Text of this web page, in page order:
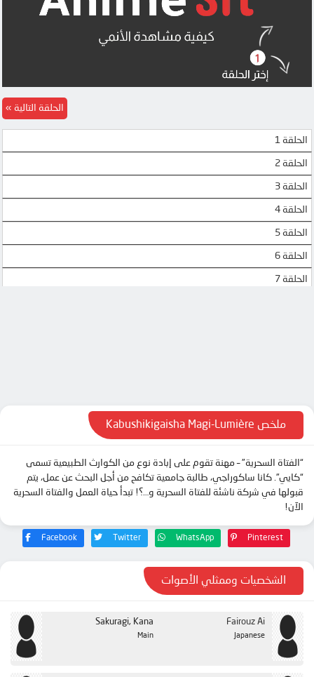
MEGA
الحلقة 1
الحلقة 2
الحلقة 3
الحلقة 4
الحلقة 5
الحلقة 6
الحلقة 7
الحلقة التالية
ملخص Kabushikigaisha Magi-Lumière
“الفتاة السحرية” – مهنة تقوم على إبادة نوع من الكوارث الطبيعية تسمى
“كايي”. كانا ساكوراجي، طالبة جامعية تكافح من أجل البحث عن عمل، يتم
قبولها في شركة ناشئة للفتاة السحرية و…؟! تبدأ حياة العمل والفتاة السحرية
الآن!
Facebook Twitter WhatsApp Pinterest
الشخصيات وممثلي الأصوات
Sakuragi, Kana
Main
Fairouz Ai
Japanese